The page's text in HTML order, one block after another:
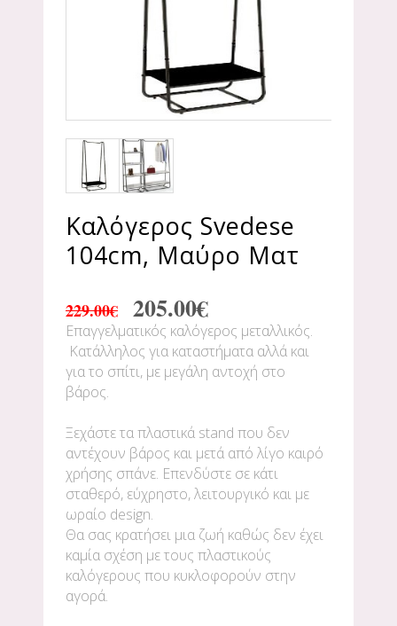
Καλόγερος Svedese
104cm, Μαύρο Ματ
229.00€ 205.00€
Επαγγελματικός καλόγερος μεταλλικός.
Κατάλληλος για καταστήματα αλλά και
για το σπίτι, με μεγάλη αντοχή στο
βάρος.
Ξεχάστε τα πλαστικά stand που δεν
αντέχουν βάρος και μετά από λίγο καιρό
χρήσης σπάνε. Επενδύστε σε κάτι
σταθερό, εύχρηστο, λειτουργικό και με
ωραίο design.
Θα σας κρατήσει μια ζωή καθώς δεν έχει
καμία σχέση με τους πλαστικούς
καλόγερους που κυκλοφορούν στην
αγορά.